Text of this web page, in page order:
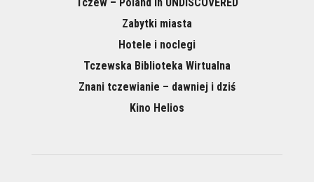
Zabytki miasta
Hotele i noclegi
Tczewska Biblioteka Wirtualna
Znani tczewianie – dawniej i dziś
Kino Helios